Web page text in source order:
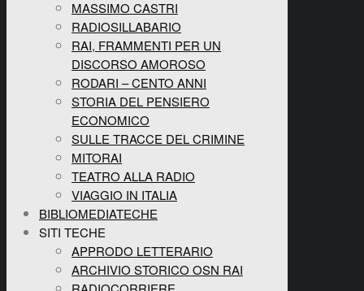
MASSIMO CASTRI
RADIOSILLABARIO
RAI, FRAMMENTI PER UN
DISCORSO AMOROSO
RODARI – CENTO ANNI
STORIA DEL PENSIERO
ECONOMICO
SULLE TRACCE DEL CRIMINE
MITORAI
TEATRO ALLA RADIO
VIAGGIO IN ITALIA
BIBLIOMEDIATECHE
SITI TECHE
APPRODO LETTERARIO
ARCHIVIO STORICO OSN RAI